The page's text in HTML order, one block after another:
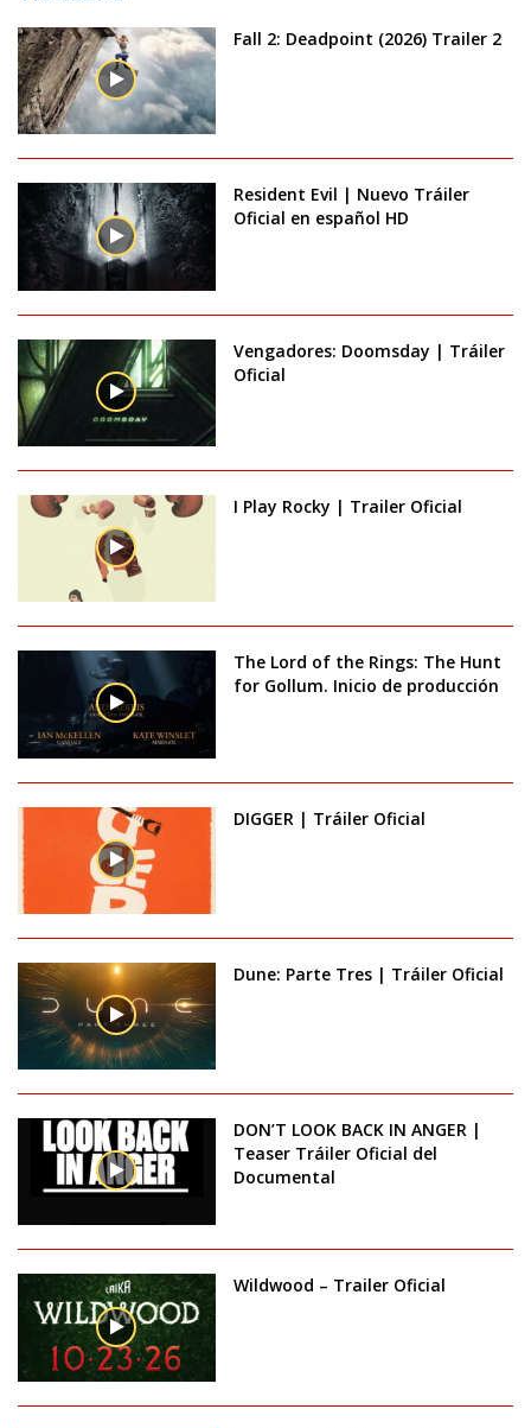
Fall 2: Deadpoint (2026) Trailer 2
Resident Evil | Nuevo Tráiler
Oficial en español HD
Vengadores: Doomsday | Tráiler
Oficial
I Play Rocky | Trailer Oficial
The Lord of the Rings: The Hunt
for Gollum. Inicio de producción
DIGGER | Tráiler Oficial
Dune: Parte Tres | Tráiler Oficial
DON’T LOOK BACK IN ANGER |
Teaser Tráiler Oficial del
Documental
Wildwood – Trailer Oficial